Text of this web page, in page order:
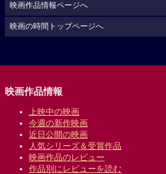
映画作品情報ページへ
映画の時間トップページへ
映画作品情報
上映中の映画
今週の新作映画
近日公開の映画
人気シリーズ＆受賞作品
映画作品のレビュー
作品別にレビューを読む